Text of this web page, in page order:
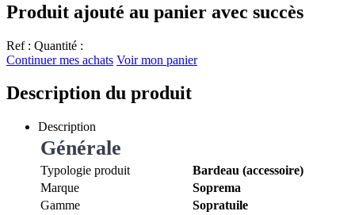
Produit ajouté au panier avec succès
Ref : Quantité :
Continuer mes achats Voir mon panier
Description du produit
Description
Générale
Typologie produit
Bardeau (accessoire)
Marque
Soprema
Gamme
Sopratuile